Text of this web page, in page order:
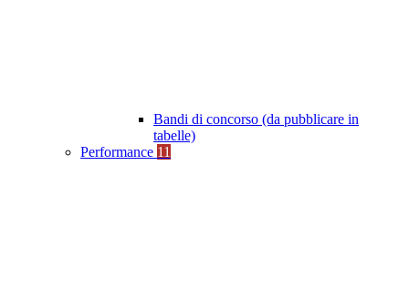
Bandi di concorso (da pubblicare in
tabelle)
Performance 11